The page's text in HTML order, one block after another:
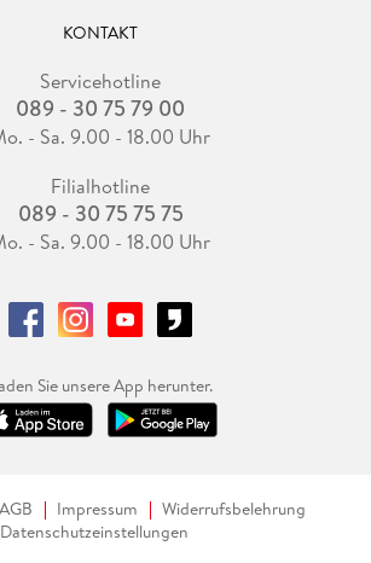
KONTAKT
Servicehotline
089 - 30 75 79 00
- Sa. 9.00 - 18.00 Uhr
Filialhotline
089 - 30 75 75 75
- Sa. 9.00 - 18.00 Uhr
Sie unsere App herunter.
AGB Impressum
Widerrufsbelehrung
Datenschutzeinstellungen